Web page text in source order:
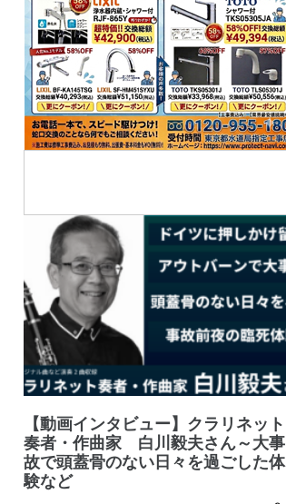
【動画インタビュー】クラリネット
奏者・作曲家 白川毅夫さん～大事
故で頭蓋骨のない日々を過ごした体
験など